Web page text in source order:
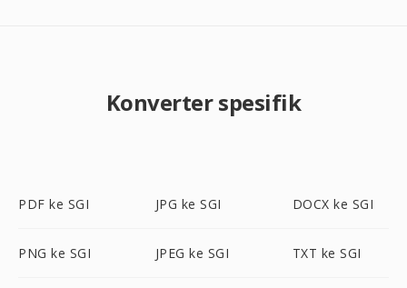
Konverter spesifik
PDF ke SGI JPG ke SGI DOCX ke SGI
PNG ke SGI JPEG ke SGI TXT ke SGI